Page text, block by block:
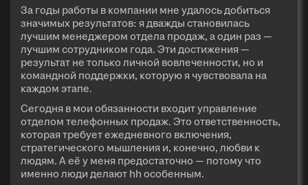
За годы работы в компании мне удалось добиться
значимых результатов: я дважды становилась
лучшим менеджером отдела продаж, а один раз —
лучшим сотрудником года. Эти достижения —
результат не только личной вовлеченности, но и
командной поддержки, которую я чувствовала на
каждом этапе.
Сегодня в мои обязанности входит управление
отделом телефонных продаж. Это ответственность,
которая требует ежедневного включения,
стратегического мышления и, конечно, любви к
людям. А её у меня предостаточно — потому что
именно люди делают hh особенным.